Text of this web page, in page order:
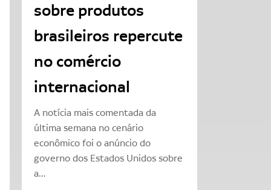
sobre produtos
brasileiros repercute
no comércio
internacional
A notícia mais comentada da
última semana no cenário
econômico foi o anúncio do
governo dos Estados Unidos sobre
a...